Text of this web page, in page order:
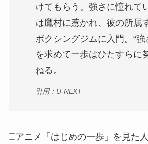
けてもらう。強さに憧れて
は鷹村に惹かれ、彼の所属
ボクシングジムに入門。“強
を求めて一歩はひたすらに
ねる。
引用：U-NEXT
アニメ「はじめの一歩」を見た